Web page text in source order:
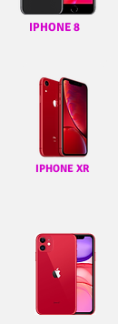
IPHONE 8
IPHONE XR